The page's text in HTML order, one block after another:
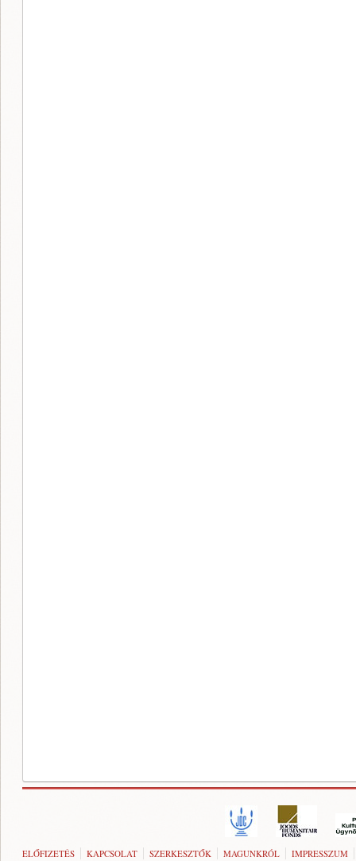
ELŐFIZETÉS KAPCSOLAT SZERKESZTŐK MAGUNKRÓL IMPRESSZUM